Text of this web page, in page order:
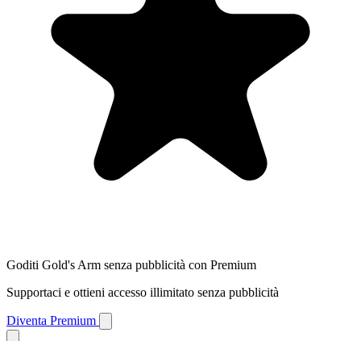
Goditi Gold's Arm senza pubblicità con Premium
Supportaci e ottieni accesso illimitato senza pubblicità
Diventa Premium